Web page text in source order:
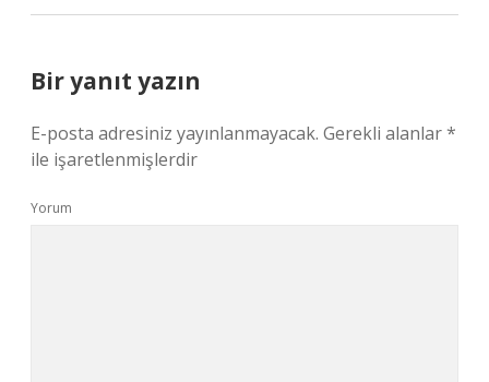
Bir yanıt yazın
E-posta adresiniz yayınlanmayacak. Gerekli alanlar*
ile işaretlenmişlerdir
Yorum